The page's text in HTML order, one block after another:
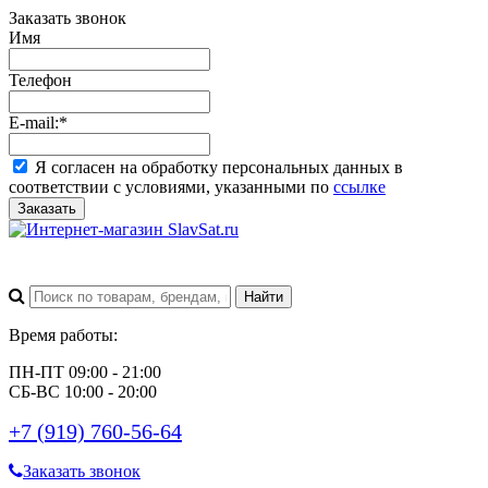
Заказать звонок
Имя
Телефон
E-mail:*
Я согласен на обработку персональных данных в
соответствии с условиями, указанными по ссылке
Заказать
Время работы:
ПН-ПТ 09:00 - 21:00
СБ-ВС 10:00 - 20:00
+7 (919) 760-56-64
Заказать звонок